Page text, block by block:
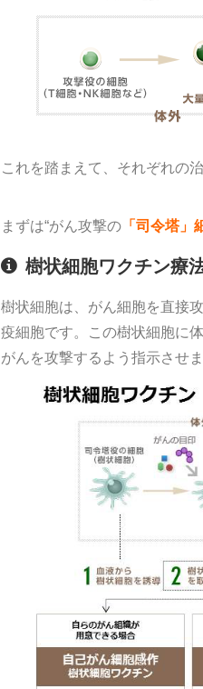
これを踏まえて、それぞれの
まずは“がん攻撃の 「司令塔」
樹状細胞ワクチン療
樹状細胞は、がん細胞を直接
疫細胞です。この樹状細胞に
がんを攻撃するよう指示させま